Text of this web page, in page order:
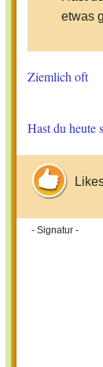
etwas
Ziemlich oft
Hast du heute
- Signatur -